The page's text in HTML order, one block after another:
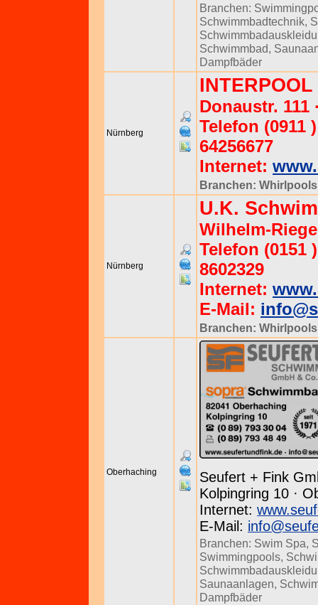
Branchen:
Schwimmbadtechnik,
Schwimmbad,
Dampfbäder
Nürnberg
INTERPOOL
Donaustr. 111
Telefon (0911
64256677
Internet:
Branchen: Whirlpools
Nürnberg
U.K.
Wilhelm-
Telefon (0151
8602329
Internet:
E-Mail:
Branchen: Whirlpools
Oberhaching
Seufert + Fink
Kolpingring 10 ·
Internet:
E-Mail:
Branchen: Swim Spa,
Swimmingpools,
Saunaanlagen,
Dampfbäder